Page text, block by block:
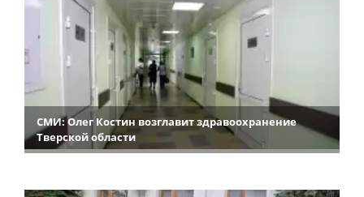
СМИ: Олег Костин возглавит здравоохранение
Тверской области